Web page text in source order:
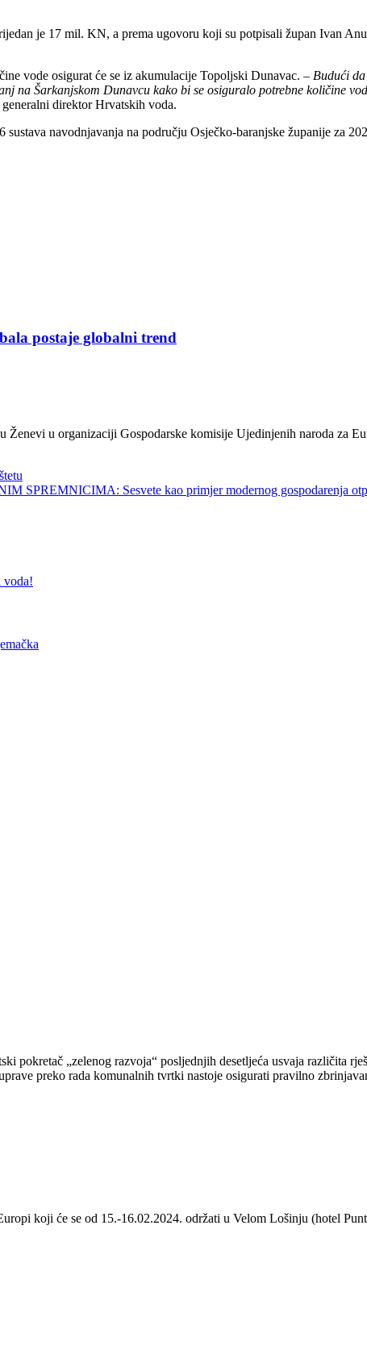
je 17 mil. KN, a prema ugovoru koji su potpisali župan Ivan
vode osigurat će se iz akumulacije Topoljski Dunavac. – Budući
na Šarkanjskom Dunavcu kako bi se osiguralo potrebne količine
direktor Hrvatskih voda.
navodnjavanja na području Osječko-baranjske županije za
postaje globalni trend
u organizaciji Gospodarske komisije Ujedinjenih naroda za
Sesvete kao primjer modernog gospodarenja
pokretač „zelenog razvoja“ posljednjih desetljeća usvaja različita
preko rada komunalnih tvrtki nastoje osigurati pravilno
koji će se od 15.-16.02.2024. održati u Velom Lošinju (hotel